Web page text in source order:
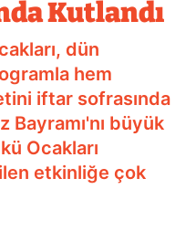
Kutlandı
dün
hem
iftar sofrasında
Bayramı'nı büyük
Ocakları
etkinliğe çok